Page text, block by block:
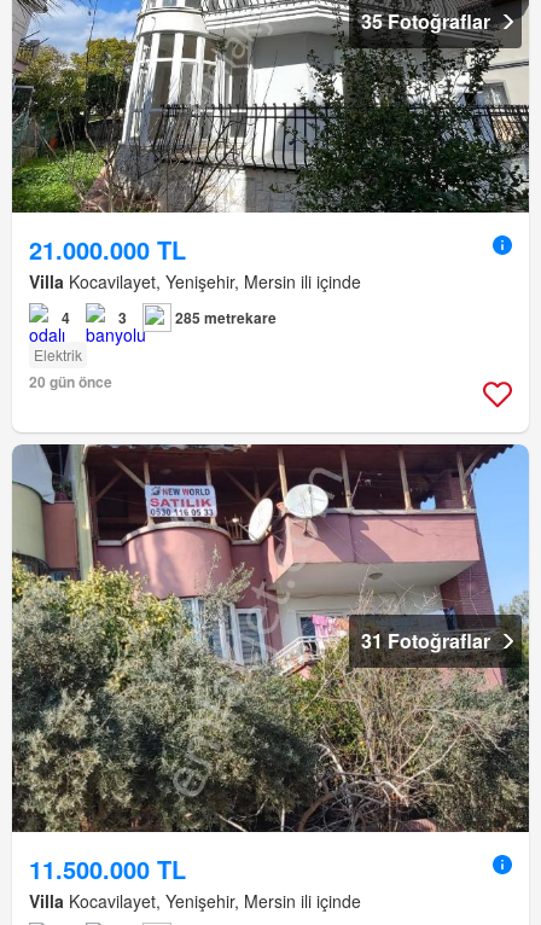
35 Fotoğraflar
21.000.000 TL
Villa Kocavilayet, Yenişehir, Mersin ili içinde
4 3 285 metrekare
Elektrik
20 gün önce
31 Fotoğraflar
11.500.000 TL
Villa Kocavilayet, Yenişehir, Mersin ili içinde